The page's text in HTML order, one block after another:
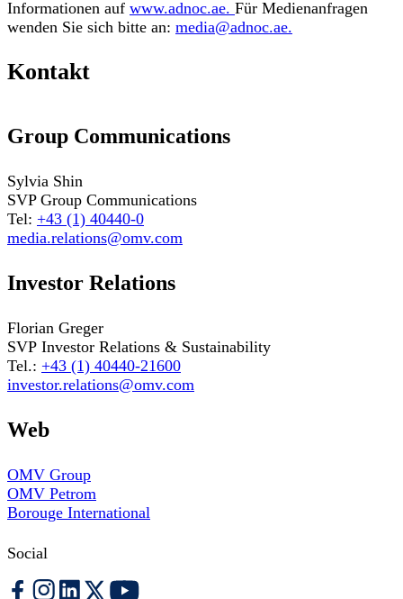
Informationen auf www.adnoc.ae. Für Medienanfragen
wenden Sie sich bitte an: media@adnoc.ae.
Kontakt
Group Communications
Sylvia Shin
SVP Group Communications
Tel: +43 (1) 40440-0
media.relations@omv.com
Investor Relations
Florian Greger
SVP Investor Relations & Sustainability
Tel.: +43 (1) 40440-21600
investor.relations@omv.com
Web
OMV Group
OMV Petrom
Borouge International
Social